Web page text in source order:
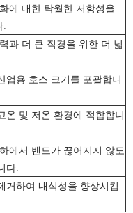
에 대한 탁월한 저항성을
.
과 더 큰 직경을 위한 더 넓
업용 호스 크기를 포괄합니
온 및 저온 환경에 적합합니
에서 밴드가 끊어지지 않도
다.
거하여 내식성을 향상시킵